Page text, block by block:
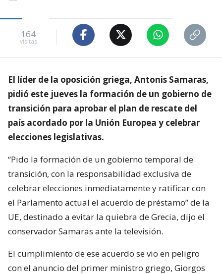
164
visitas
El líder de la oposición griega, Antonis Samaras,
pidió este jueves la formación de un gobierno de
transición para aprobar el plan de rescate del
país acordado por la Unión Europea y celebrar
elecciones legislativas.
“Pido la formación de un gobierno temporal de
transición, con la responsabilidad exclusiva de
celebrar elecciones inmediatamente y ratificar con
el Parlamento actual el acuerdo de préstamo” de la
UE, destinado a evitar la quiebra de Grecia, dijo el
conservador Samaras ante la televisión.
El cumplimiento de ese acuerdo se vio en peligro
con el anuncio del primer ministro griego, Giorgos